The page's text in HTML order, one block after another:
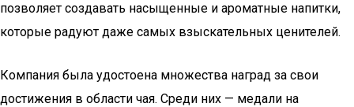
позволяет создавать насыщенные и ароматные напитки,
которые радуют даже самых взыскательных ценителей.
Компания была удостоена множества наград за свои
достижения в области чая. Среди них — медали на